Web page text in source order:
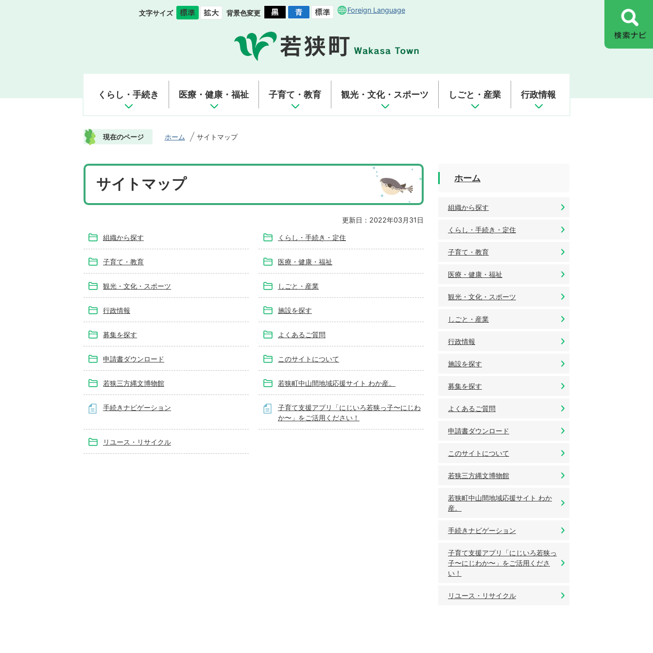
文字サイズ 背景色変更 Foreign Language
くらし・手続き 医療・健康・福祉 子育て・教育 観光・文化・スポーツ しごと・産業 行政情報
現在のページ ホーム サイトマップ
サイトマップ
更新日：2022年03月31日
組織から探す くらし・手続き・定住
子育て・教育 医療・健康・福祉
観光・文化・スポーツ しごと・産業
行政情報 施設を探す
募集を探す よくあるご質問
申請書ダウンロード このサイトについて
若狭三方縄文博物館 若狭町中山間地域応援サイト わか産。
手続きナビゲーション
子育て支援アプリ「にじいろ若狭っ子〜にじわ
か〜」をご活用ください！
リユース・リサイクル
ホーム
組織から探す
くらし・手続き・定住
子育て・教育
医療・健康・福祉
観光・文化・スポーツ
しごと・産業
行政情報
施設を探す
募集を探す
よくあるご質問
申請書ダウンロード
このサイトについて
若狭三方縄文博物館
若狭町中山間地域応援サイト わか
産。
手続きナビゲーション
子育て支援アプリ「にじいろ若狭っ
子〜にじわか〜」をご活用くださ
い！
リユース・リサイクル